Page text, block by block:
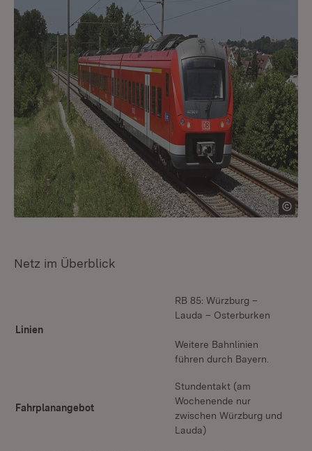
Netz im Überblick
Linien
RB 85: Würzburg –
Lauda – Osterburken
Weitere Bahnlinien
führen durch Bayern.
Fahrplanangebot
Stundentakt (am
Wochenende nur
zwischen Würzburg und
Lauda)